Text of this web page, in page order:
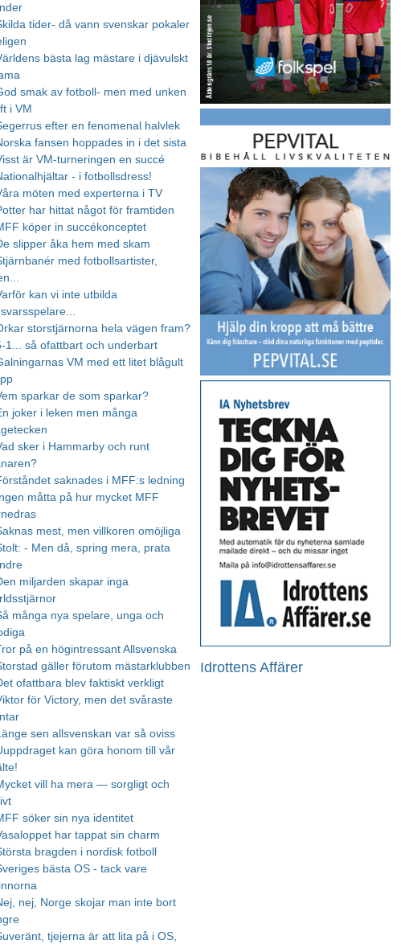
Idrottens Affärer
tider- då vann svenskar pokaler
bästa lag mästare i djävulskt
smak av fotboll- men med unken
i VM
efter en fenomenal halvlek
fansen hoppades in i det sista
är VM-turneringen en succé
- i fotbollsdress!
möten med experterna i TV
har hittat något för framtiden
köper in succékonceptet
slipper åka hem med skam
med fotbollsartister,
kan vi inte utbilda
storstjärnorna hela vägen fram?
1... så ofattbart och underbart
VM med ett litet blågult
sparkar de som sparkar?
joker i leken men många
sker i Hammarby och runt
saknades i MFF:s ledning
måtta på hur mycket MFF
mest, men villkoren omöjliga
- Men då, spring mera, prata
miljarden skapar inga
många nya spelare, unga och
på en högintressant Allsvenska
gäller förutom mästarklubben
ofattbara blev faktiskt verkligt
för Victory, men det svåraste
sen allsvenskan var så oviss
kan göra honom till vår
vill ha mera — sorgligt och
söker sin nya identitet
har tappat sin charm
bragden i nordisk fotboll
bästa OS - tack vare
nej, Norge skojar man inte bort
tjejerna är att lita på i OS,